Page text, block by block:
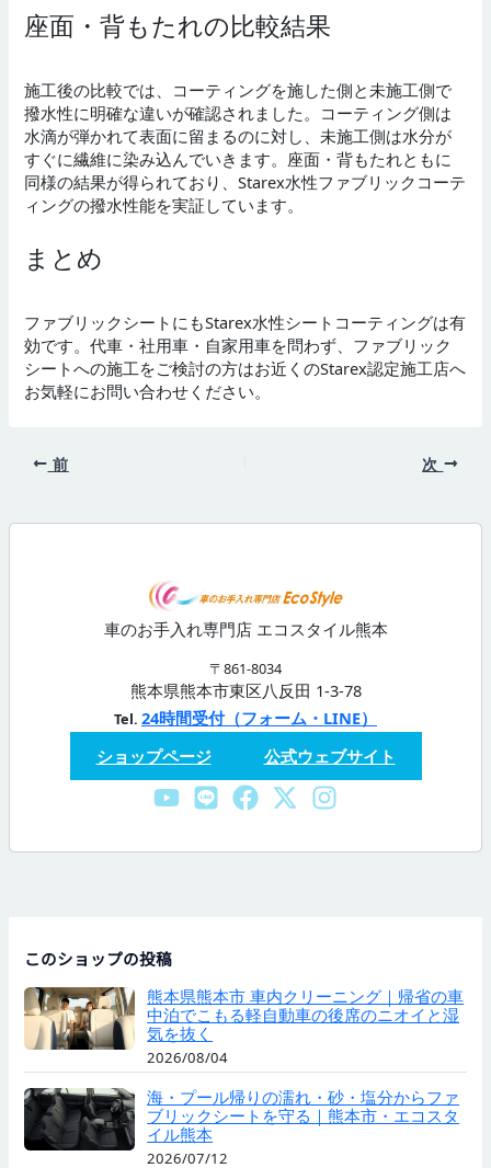
座面・背もたれの比較結果
施工後の比較では、コーティングを施した側と未施工側で
撥水性に明確な違いが確認されました。コーティング側は
水滴が弾かれて表面に留まるのに対し、未施工側は水分が
すぐに繊維に染み込んでいきます。座面・背もたれともに
同様の結果が得られており、Starex水性ファブリックコーテ
ィングの撥水性能を実証しています。
まとめ
ファブリックシートにもStarex水性シートコーティングは有
効です。代車・社用車・自家用車を問わず、ファブリック
シートへの施工をご検討の方はお近くのStarex認定施工店へ
お気軽にお問い合わせください。
前 次
車のお手入れ専門店 エコスタイル熊本
〒861-8034
熊本県熊本市東区八反田 1-3-78
Tel. 24時間受付（フォーム・LINE）
ショップページ
公式ウェブサイト
このショップの投稿
熊本県熊本市 車内クリーニング｜帰省の車
中泊でこもる軽自動車の後席のニオイと湿
気を抜く
2026/08/04
海・プール帰りの濡れ・砂・塩分からファ
ブリックシートを守る｜熊本市・エコスタ
イル熊本
2026/07/12